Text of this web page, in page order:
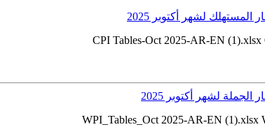
لشهر أكتوبر 2025
CPI Tables-Oct 2025-AR-EN
لشهر أكتوبر 2025
WPI_Tables_Oct 2025-AR-EN (1).xlsx